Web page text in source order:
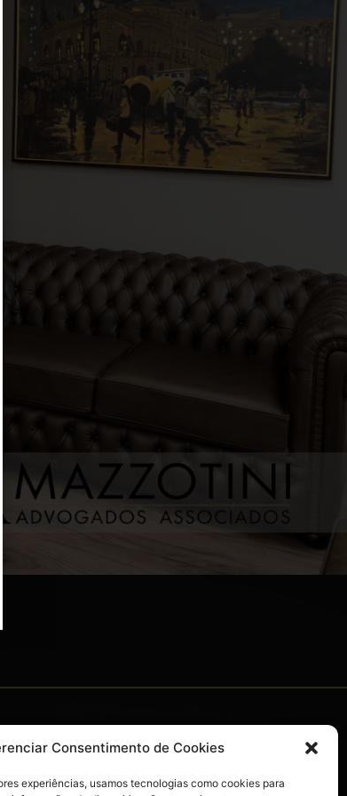
Consentimento de Cookies
experiências, usamos tecnologias como cookies para
HOME
O ESCRITÓRIO